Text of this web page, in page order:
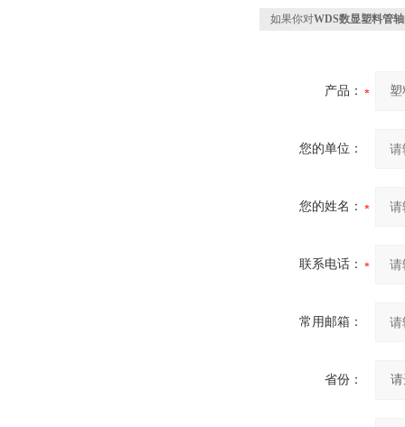
如果你对WDS数显塑料管
产品：
您的单位：
您的姓名：
联系电话：
常用邮箱：
省份：